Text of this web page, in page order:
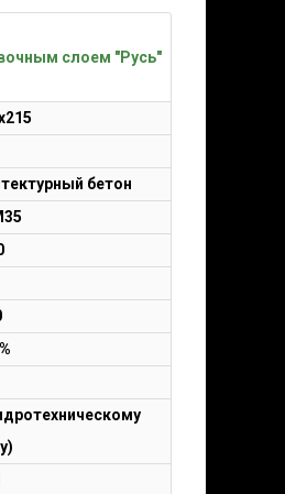
слоем "Русь"
бетон